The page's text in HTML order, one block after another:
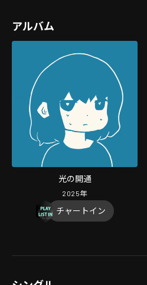
アルバム
光の開通
2025年
チャートイン